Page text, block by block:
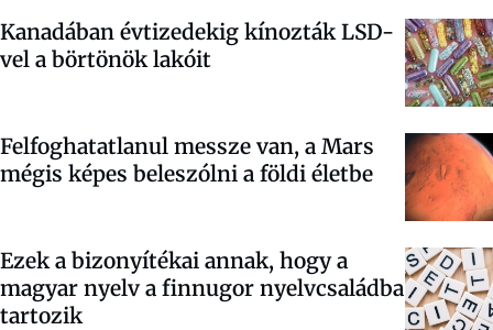
Kanadában évtizedekig kínozták LSD-
vel a börtönök lakóit
Felfoghatatlanul messze van, a Mars
mégis képes beleszólni a földi életbe
Ezek a bizonyítékai annak, hogy a
magyar nyelv a finnugor nyelvcsaládba
tartozik